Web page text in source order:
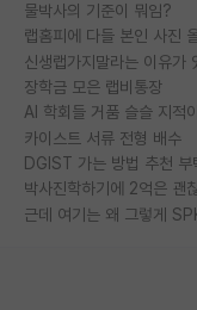
물박사의 기준이 뭐임?
랩홈피에 다들 본인 사진
신생랩가지말라는 이유가
장학금 모은 랩비통장
AI 학회들 거품 슬슬 지적
카이스트 서류 전형 배수
DGIST 가는 방법 추천 부
근데 여기는 왜 그렇게